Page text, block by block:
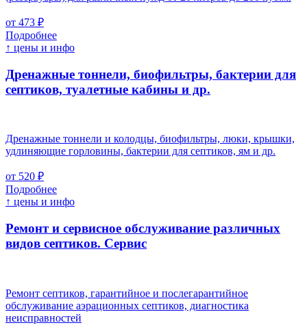
от 473 ₽
Подробнее
↑ цены и инфо
Дренажные тоннели, биофильтры, бактерии для
септиков, туалетные кабины и др.
Дренажные тоннели и колодцы, биофильтры, люки, крышки,
удлиняющие горловины, бактерии для септиков, ям и др.
от 520 ₽
Подробнее
↑ цены и инфо
Ремонт и сервисное обслуживание различных
видов септиков. Сервис
Ремонт септиков, гарантийное и послегарантийное
обслуживание аэрационных септиков, диагностика
неисправностей